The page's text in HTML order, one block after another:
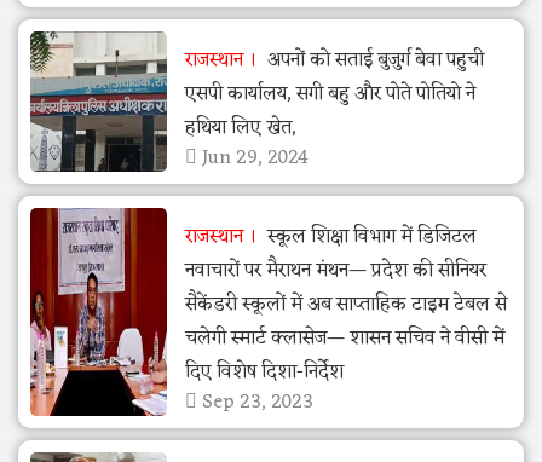
राजस्थान
अपनों को सताई बुजुर्ग बेवा पहुची
एसपी कार्यालय, सगी बहु और पोते पोतियो ने
हथिया लिए खेत,
Jun 29, 2024
राजस्थान
स्कूल शिक्षा विभाग में डिजिटल
नवाचारों पर मैराथन मंथन— प्रदेश की सीनियर
सैकेंडरी स्कूलों में अब साप्ताहिक टाइम टेबल से
चलेगी स्मार्ट क्लासेज— शासन सचिव ने वीसी में
दिए विशेष दिशा-निर्देश
Sep 23, 2023